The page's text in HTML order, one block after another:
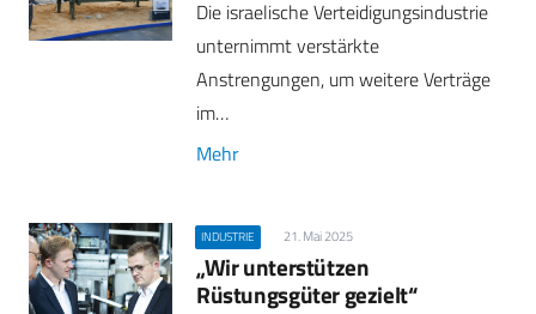
Die israelische Verteidigungsindustrie
unternimmt verstärkte
Anstrengungen, um weitere Verträge
im…
Mehr
INDUSTRIE 21. Mai 2025
„Wir unterstützen
Rüstungsgüter gezielt“